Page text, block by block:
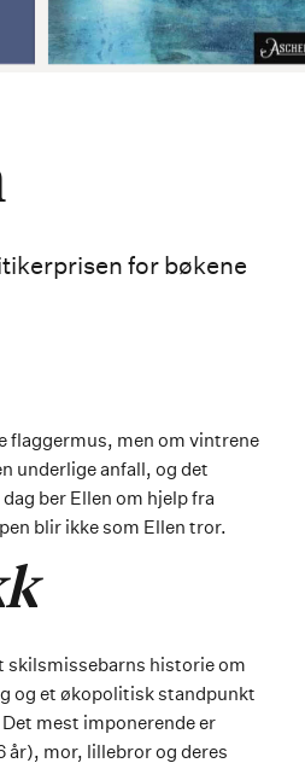
for bøkene
flaggermus, men om vintrene
underlige anfall, og det
ber Ellen om hjelp fra
blir ikke som Ellen tror.
skilsmissebarns historie om
og et økopolitisk standpunkt
mest imponerende er
år), mor, lillebror og deres